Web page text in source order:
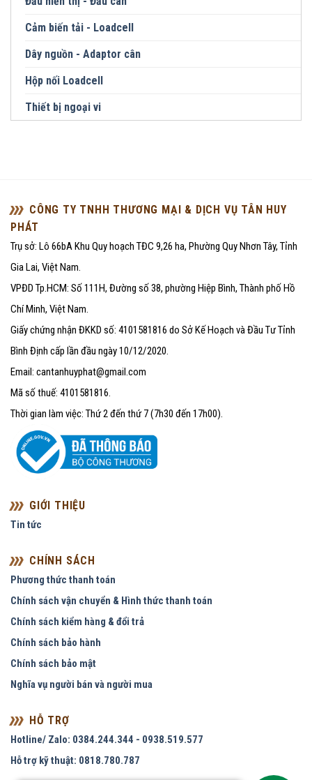
Cảm biến tải - Loadcell
Dây nguồn - Adaptor cân
Hộp nối Loadcell
Thiết bị ngoại vi
CÔNG TY TNHH THƯƠNG MẠI & DỊCH VỤ TÂN HUY
PHÁT
Trụ sở: Lô 66bA Khu Quy hoạch TĐC 9,26 ha, Phường Quy Nhơn Tây, Tỉnh
Gia Lai, Việt Nam.
VPĐD Tp.HCM: Số 111H, Đường số 38, phường Hiệp Bình, Thành phố Hồ
Chí Minh, Việt Nam.
Giấy chứng nhận ĐKKD số: 4101581816 do Sở Kế Hoạch và Đầu Tư Tỉnh
Bình Định cấp lần đầu ngày 10/12/2020.
Email: cantanhuyphat@gmail.com
Mã số thuế: 4101581816.
Thời gian làm việc: Thứ 2 đến thứ 7 (7h30 đến 17h00).
GIỚI THIỆU
Tin tức
CHÍNH SÁCH
Phương thức thanh toán
Chính sách vận chuyển & Hình thức thanh toán
Chính sách kiểm hàng & đổi trả
Chính sách bảo hành
Chính sách bảo mật
Nghĩa vụ người bán và người mua
HỖ TRỢ
Hotline/ Zalo: 0384.244.344 - 0938.519.577
Hỗ trợ kỹ thuật: 0818.780.787